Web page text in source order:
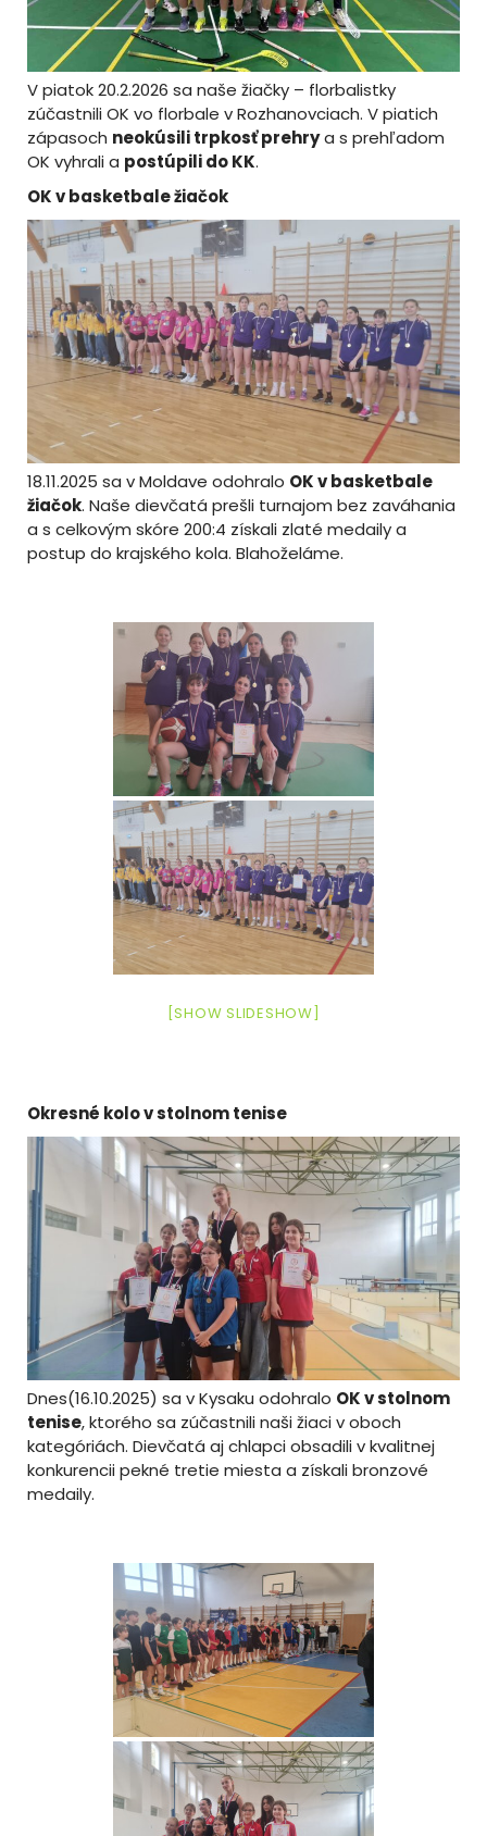
V piatok 20.2.2026 sa naše žiačky – florbalistky
zúčastnili OK vo florbale v Rozhanovciach. V piatich
zápasoch neokúsili trpkosť prehrya s prehľadom
OK vyhrali a postúpili do KK.
OK v basketbale žiačok
18.11.2025 sa v Moldave odohralo OK v basketbale
žiačok. Naše dievčatá prešli turnajom bez zaváhania
a s celkovým skóre 200:4 získali zlaté medaily a
postup do krajského kola. Blahoželáme.
[SHOW SLIDESHOW]
Okresné kolo v stolnom tenise
Dnes(16.10.2025) sa v Kysaku odohralo OK v stolnom
tenise, ktorého sa zúčastnili naši žiaci v oboch
kategóriách. Dievčatá aj chlapci obsadili v kvalitnej
konkurencii pekné tretie miesta a získali bronzové
medaily.